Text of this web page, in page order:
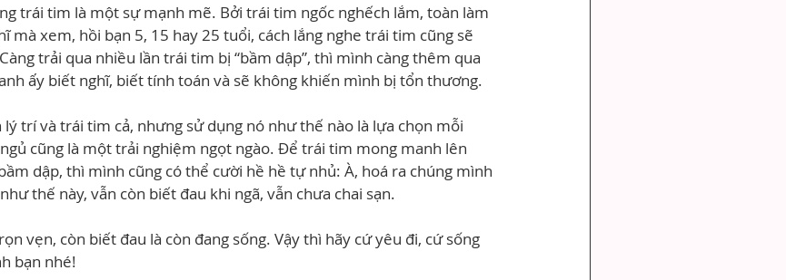
trái tim là một sự mạnh mẽ. Bởi trái tim ngốc nghếch lắm, toàn làm
mà xem, hồi bạn 5, 15 hay 25 tuổi, cách lắng nghe trái tim cũng sẽ
trải qua nhiều lần trái tim bị “bầm dập”, thì mình càng thêm qua
ấy biết nghĩ, biết tính toán và sẽ không khiến mình bị tổn thương.
lý trí và trái tim cả, nhưng sử dụng nó như thế nào là lựa chọn mỗi
cũng là một trải nghiệm ngọt ngào. Để trái tim mong manh lên
dập, thì mình cũng có thể cười hề hề tự nhủ: À, hoá ra chúng mình
thế này, vẫn còn biết đau khi ngã, vẫn chưa chai sạn.
vẹn, còn biết đau là còn đang sống. Vậy thì hãy cứ yêu đi, cứ sống
bạn nhé!